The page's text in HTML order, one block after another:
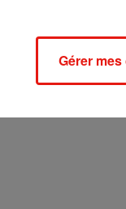
jeux de société en
de rôle avec
une version en
! Pour participer
Gérer